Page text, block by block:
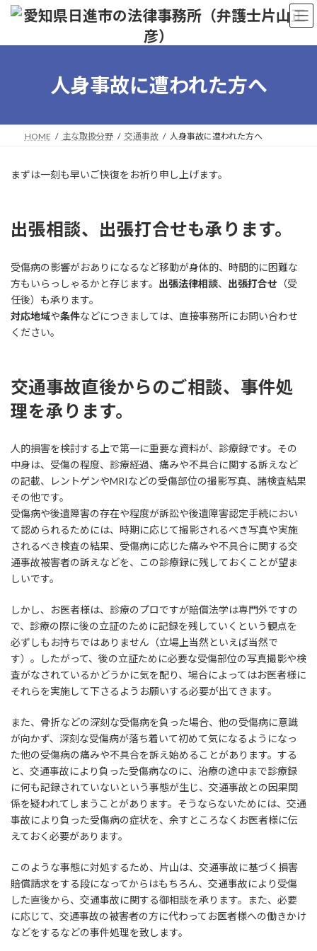
ン
ー
人身事故に遭われた方へ
HOME 主な取扱分野 交通事故 人身事故に遭われた方へ
まずは一刻も早いご快復をお祈り申し上げます。
出張相談、出張打合せも承ります。
受傷病の影響がおありになるなど移動が身体的、時間的に困難な
方もいらっしゃるかと存じます。 出張法律相談、 出張打合せ （受
任後）も承ります。
対応地域や条件などにつきましては、直接事務所にお問い合わせ
ください。
交通事故直後からのご相談、事件処
理を承ります。
人的損害を検討する上で第一に重要な資料が、診療録です。その
中身は、受傷の程度、診療経過、痛みや不具合に関する訴えなど
の記載、レントゲンやMRIなどの受傷部位の撮影写真、諸検査結果
その他です。
受傷病や後遺障害の存在や程度が訴訟や後遺障害認定手続におい
て認められるためには、時期に応じて撮影されるべき写真や実施
されるべき検査の結果、受傷病に応じた痛みや不具合に関する交
通事故被害者の訴えなどを、この診療録に残しておくことが望ま
しいです。
しかし、お医者様は、診療のプロですが賠償法学は専門外ですの
で、診療の際に後の立証のために記録を残していくという観点を
必ずしもお持ちではありません（立場上当然といえば当然で
す）。したがって、後の立証ために必要な受傷部位の写真撮影や検
査がなされているかどうかに気を配り、場合によってはお医者様に
それらを実施して下さるようお願いする必要が出てきます。
また、骨折などの深刻な受傷病を負った場合、他の受傷病に意識
が向かず、深刻な受傷病が落ち着いて初めて気になるようになっ
た他の受傷病の痛みや不具合を訴え始めることがあります。する
と、交通事故により負った受傷病なのに、治療の途中まで診療録
に何も記録されていないという事態が生じ、交通事故との因果関
係を疑われてしまうことがあります。そうならないためには、交通
事故により負った受傷病の症状を、余すところなくお医者様に伝
えておく必要があります。
このような事態に対処するため、片山は、交通事故に基づく損害
賠償請求をする段になってからはもちろん、交通事故により受傷
した直後から、交通事故に関する御相談を承ります。また、必要
に応じて、交通事故の被害者の方に代わってお医者様への働きかけ
などをするなどの事件処理を致します。